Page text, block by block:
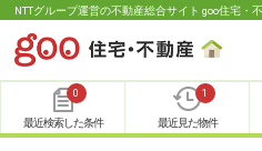
NTTグループ運営の不動産総合サイト goo住宅・
0
最近検索した条件
1
最近見た物件